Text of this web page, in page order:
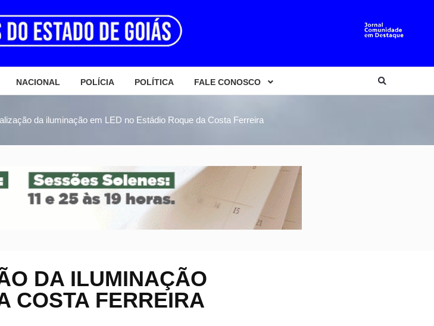
NACIONAL POLÍCIA POLÍTICA FALE CONOSCO
da iluminação em LED no Estádio Roque da Costa Ferreira
DA ILUMINAÇÃO
COSTA FERREIRA